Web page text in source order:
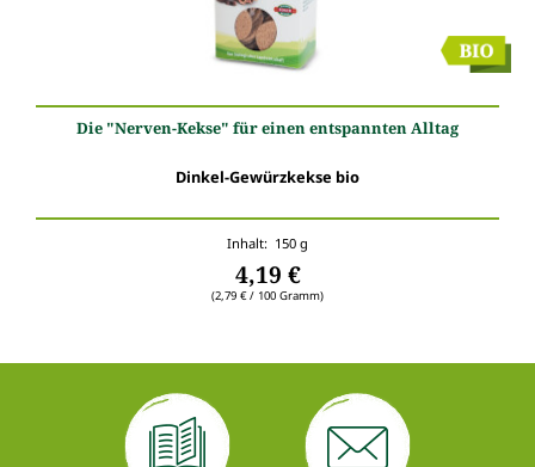
Die "Nerven-Kekse" für einen entspannten Alltag
Dinkel-Gewürzkekse bio
Inhalt: 150 g
4,19 €
(2,79 € / 100 Gramm)